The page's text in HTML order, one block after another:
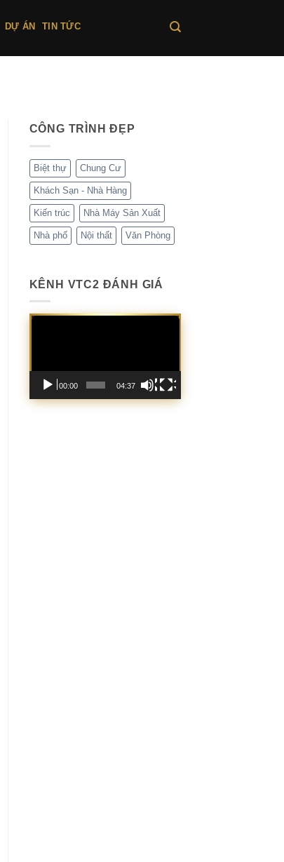
DỰ ÁN TIN TỨC
CÔNG TRÌNH ĐẸP
Biệt thự Chung Cư
Khách Sạn - Nhà Hàng
Kiến trúc Nhà Máy Sản Xuất
Nhà phố Nội thất Văn Phòng
KÊNH VTC2 ĐÁNH GIÁ
Trình
00:00 04:37